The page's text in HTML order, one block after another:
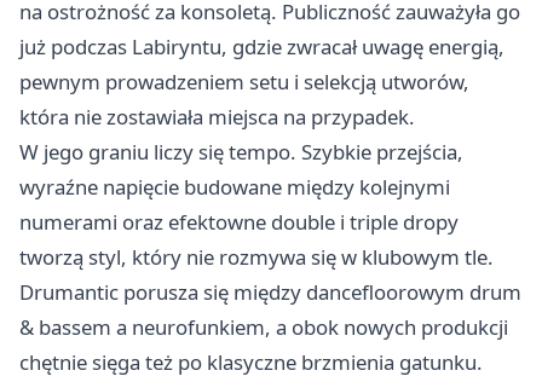
na ostrożność za konsoletą. Publiczność zauważyła go
już podczas Labiryntu, gdzie zwracał uwagę energią,
pewnym prowadzeniem setu i selekcją utworów,
która nie zostawiała miejsca na przypadek.
W jego graniu liczy się tempo. Szybkie przejścia,
wyraźne napięcie budowane między kolejnymi
numerami oraz efektowne double i triple dropy
tworzą styl, który nie rozmywa się w klubowym tle.
Drumantic porusza się między dancefloorowym drum
& bassem a neurofunkiem, a obok nowych produkcji
chętnie sięga też po klasyczne brzmienia gatunku.